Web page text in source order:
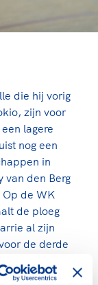
die hij vorig
zijn voor
lagere
nog een
in
van den Berg
de WK
de ploeg
al zijn
de derde
van de wereld
pakt hij